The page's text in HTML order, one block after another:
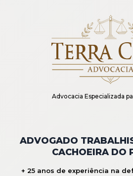
Advocacia Especializada
ADVOGADO
CACHOEIRA DO
+ 25 anos de experiência na